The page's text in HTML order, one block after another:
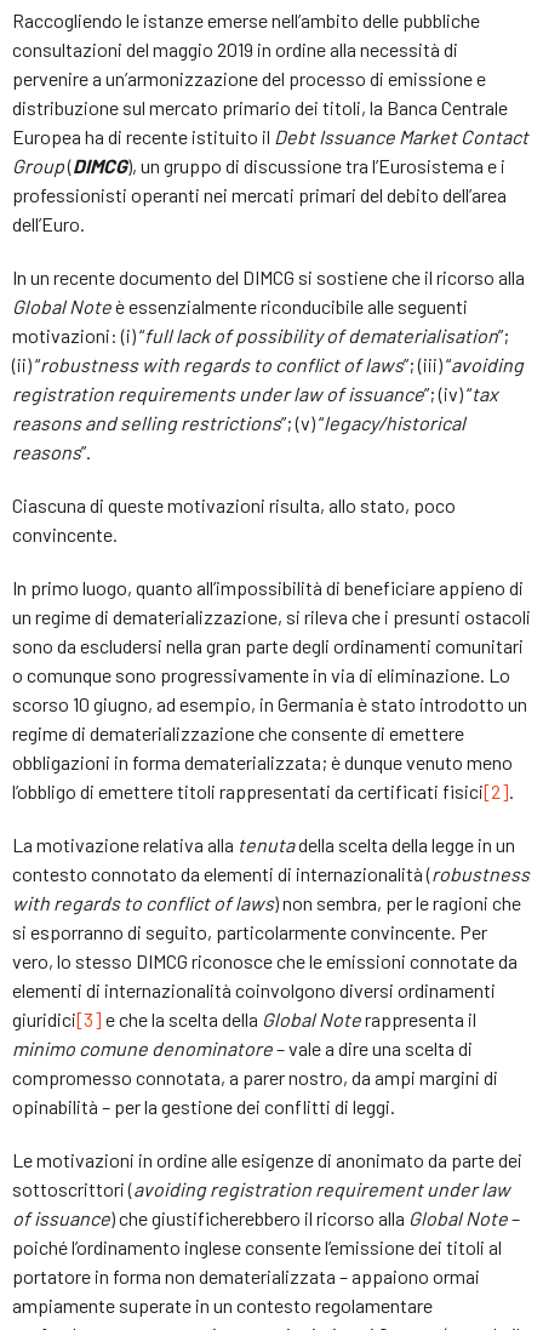
Raccogliendo le istanze emerse nell’ambito delle pubbliche
consultazioni del maggio 2019 in ordine alla necessità di
pervenire a un’armonizzazione del processo di emissione e
distribuzione sul mercato primario dei titoli, la Banca Centrale
Europea ha di recente istituito il Debt Issuance Market Contact
Group(DIMCG), un gruppo di discussione tra l’Eurosistema e i
professionisti operanti nei mercati primari del debito dell’area
dell’Euro.
In un recente documento del DIMCG si sostiene che il ricorso alla
Global Noteè essenzialmente riconducibile alle seguenti
motivazioni: (i) “full lack of possibility of dematerialisation”;
(ii) “robustness with regards to conflict of laws”; (iii) “avoiding
registration requirements under law of issuance”; (iv) “tax
reasons and selling restrictions”; (v) “legacy/historical
reasons”.
Ciascuna di queste motivazioni risulta, allo stato, poco
convincente.
In primo luogo, quanto all’impossibilità di beneficiare appieno di
un regime di dematerializzazione, si rileva che i presunti ostacoli
sono da escludersi nella gran parte degli ordinamenti comunitari
o comunque sono progressivamente in via di eliminazione. Lo
scorso 10 giugno, ad esempio, in Germania è stato introdotto un
regime di dematerializzazione che consente di emettere
obbligazioni in forma dematerializzata; è dunque venuto meno
l’obbligo di emettere titoli rappresentati da certificati fisici[2]
La motivazione relativa alla tenutadella scelta della legge in un
contesto connotato da elementi di internazionalità (robustness
with regards to conflict of laws) non sembra, per le ragioni che
si esporranno di seguito, particolarmente convincente. Per
vero, lo stesso DIMCG riconosce che le emissioni connotate da
elementi di internazionalità coinvolgono diversi ordinamenti
giuridici[3] e che la scelta della Global Noterappresenta il
minimo comune denominatore– vale a dire una scelta di
compromesso connotata, a parer nostro, da ampi margini di
opinabilità – per la gestione dei conflitti di leggi.
Le motivazioni in ordine alle esigenze di anonimato da parte dei
sottoscrittori (avoiding registration requirement under law
of issuance) che giustificherebbero il ricorso alla Global Note–
poiché l’ordinamento inglese consente l’emissione dei titoli al
portatore in forma non dematerializzata – appaiono ormai
ampiamente superate in un contesto regolamentare